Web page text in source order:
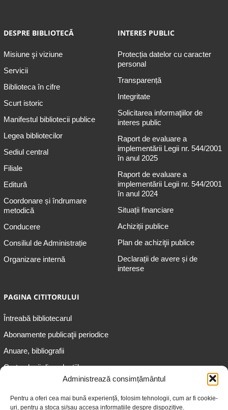
Administrează consimțământul
Pentru a oferi cea mai bună experiență, folosim tehnologii, cum ar fi cookie-
uri, pentru a stoca și/sau accesa informațiile despre dispozitive.
DESPRE BIBLIOTECĂ
Misiune şi viziune
Servicii
Biblioteca în cifre
Scurt istoric
Manifestul bibliotecii publice
Legea bibliotecilor
Sediul central
Filiale
Editură
Coordonare și îndrumare
metodică
Conducere
Consiliul de Administrație
Organizare internă
INTERES PUBLIC
Protecția datelor cu caracter
personal
Transparență
Integritate
Solicitarea informaţiilor de
interes public
Raport de evaluare a
implementării Legii nr. 544/2001
în anul 2025
Raport de evaluare a
implementării Legii nr. 544/2001
în anul 2024
Situații financiare
Achiziții publice
Plan de achiziţii publice
Declarații de avere și de
interese
PAGINA CITITORULUI
Întreabă bibliotecarul
Abonamente publicaţii periodice
Anuare, bibliografii
Cartea lunii din colecțiile